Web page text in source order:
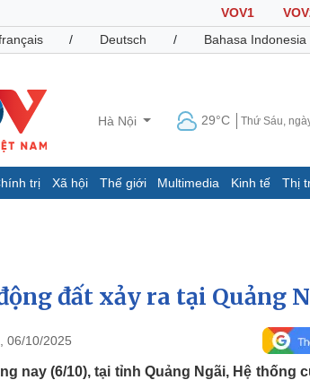
VOV1
/ Deutsch / Bahasa Indonesia
Hà Nội 29°C Thứ Sáu,
trị Xã hội Thế giới Multimedia Kinh tế Thị
Giáo dục
Dấu ấn VOV
Quân sự - Quốc phòng
Thể
đất xảy ra tại Quảng
06/10/2025
nay (6/10), tại tỉnh Quảng Ngãi, Hệ